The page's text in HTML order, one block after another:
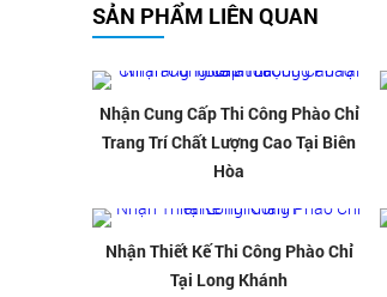
SẢN PHẨM LIÊN QUAN
Nhận Cung Cấp Thi Công Phào Chỉ
Trang Trí Chất Lượng Cao Tại Biên
Hòa
Nhận Thiết Kế Thi Công Phào Chỉ
Tại Long Khánh